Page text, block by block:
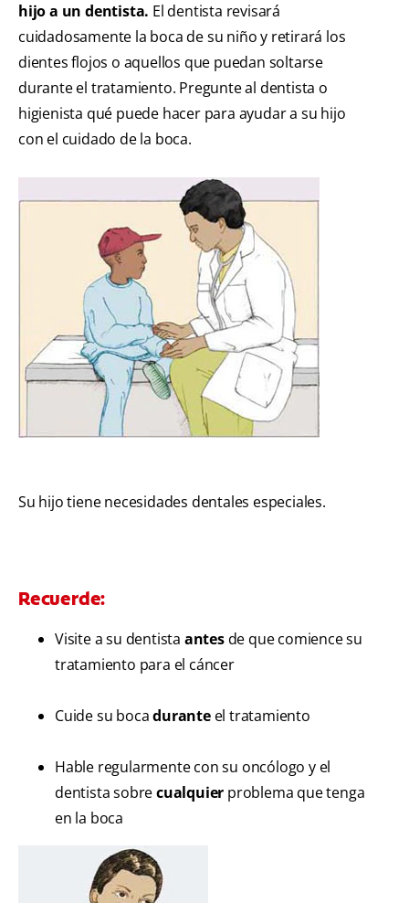
hijo a un dentista. El dentista revisará
cuidadosamente la boca de su niño y retirará los
dientes flojos o aquellos que puedan soltarse
durante el tratamiento. Pregunte al dentista o
higienista qué puede hacer para ayudar a su hijo
con el cuidado de la boca.
Su hijo tiene necesidades dentales especiales.
Recuerde:
Visite a su dentista antesde que comience su
tratamiento para el cáncer
Cuide su bocaduranteel tratamiento
Hable regularmente con su oncólogo y el
dentista sobrecualquier problema que tenga
en la boca